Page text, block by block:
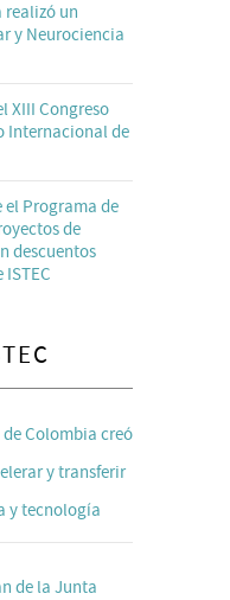
realizó un
y Neurociencia
XIII Congreso
Internacional de
Programa de
de
descuentos
Colombia creó
y transferir
y tecnología
de la Junta